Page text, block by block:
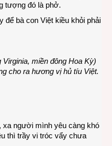
tượng đó là phở.
để bà con Việt kiều khỏi phải
miền đông Hoa Kỳ)
cho ra hương vị hủ tíu Việt.
người mình yêu càng khó
thì trầy vi tróc vẩy chưa